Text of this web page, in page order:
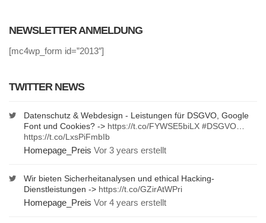
NEWSLETTER ANMELDUNG
[mc4wp_form id=”2013″]
TWITTER NEWS
Datenschutz & Webdesign - Leistungen für DSGVO, Google
Font und Cookies? -> https://t.co/FYWSE5biLX #DSGVO
https://t.co/LxsPiFmbIb
Homepage_Preis Vor 3 years erstellt
Wir bieten Sicherheitanalysen und ethical Hacking-
Dienstleistungen -> https://t.co/GZirAtWPri
Homepage_Preis Vor 4 years erstellt